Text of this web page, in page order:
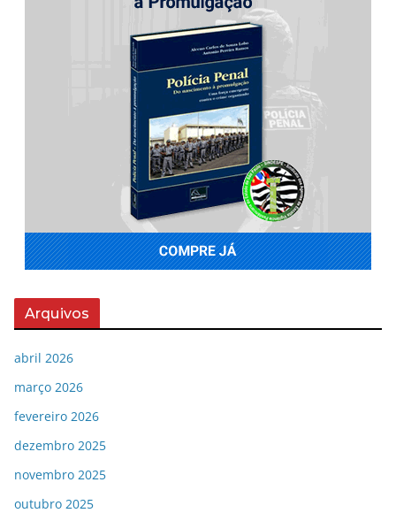
Arquivos
abril 2026
março 2026
fevereiro 2026
dezembro 2025
novembro 2025
outubro 2025